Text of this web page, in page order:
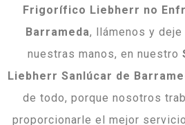
Frigorífico Liebherr no
Barrameda, llámenos y
nuestras manos, en nuestro
Liebherr Sanlúcar de
de todo, porque nosotros
proporcionarle el mejor